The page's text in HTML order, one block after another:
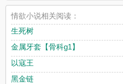
情欲小说相关阅读：
生死树
金属牙套【骨科g1】
以寇王
黑金链